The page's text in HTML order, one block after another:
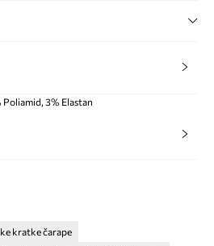
3% Elastan
kratke čarape